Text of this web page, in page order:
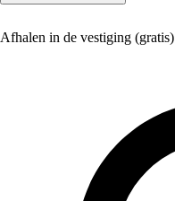
Afhalen in de vestiging (gratis)